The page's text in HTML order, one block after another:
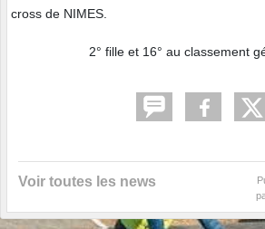
cross de NIMES.
2° fille et 16° au classement
Voir toutes les news